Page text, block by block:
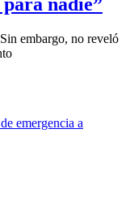
embargo, no reveló